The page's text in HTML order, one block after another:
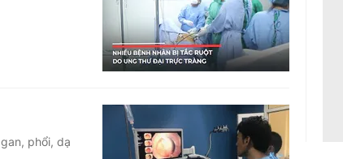
Thị trường
Tư vấn
phổi, dạ